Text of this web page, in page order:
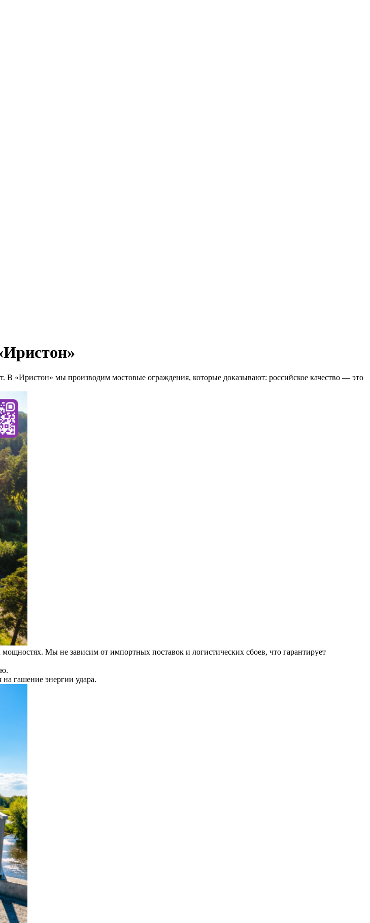
В «Иристон» мы производим мостовые ограждения, которые доказывают: российское качество — это
Мы не зависим от импортных поставок и логистических сбоев, что гарантирует
гашение энергии удара.